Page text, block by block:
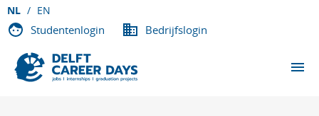
NL EN
Studentenlogin Bedrijfslogin